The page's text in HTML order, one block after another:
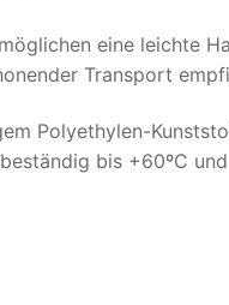
eine leichte
Transport
Polyethylen-
bis +60ºC